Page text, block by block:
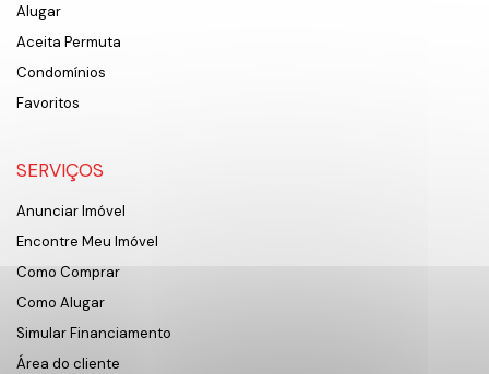
Alugar
Aceita Permuta
Condomínios
Favoritos
SERVIÇOS
Anunciar Imóvel
Encontre Meu Imóvel
Como Comprar
Como Alugar
Simular Financiamento
Área do cliente